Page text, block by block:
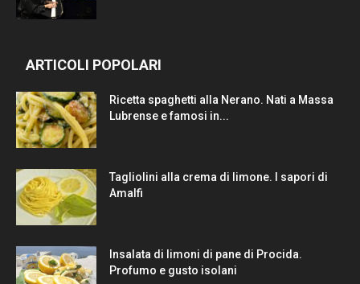
ARTICOLI POPOLARI
Ricetta spaghetti alla Nerano. Nati a Massa
Lubrense e famosi in...
Tagliolini alla crema di limone. I sapori di
Amalfi
Insalata di limoni di pane di Procida.
Profumo e gusto isolani